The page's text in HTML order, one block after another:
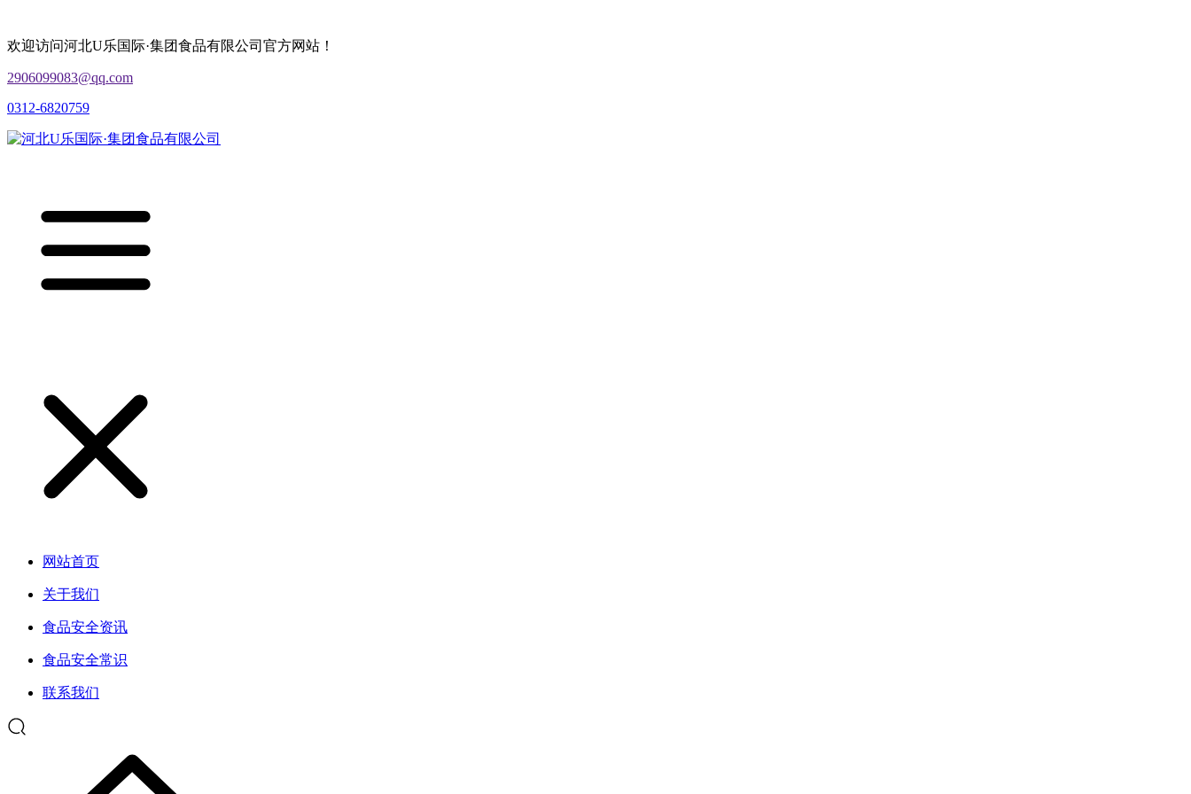
欢迎访问河北U乐国际·集团食品有限公司官方网站！
2906099083@qq.com
0312-6820759
网站首页
关于我们
食品安全资讯
食品安全常识
联系我们